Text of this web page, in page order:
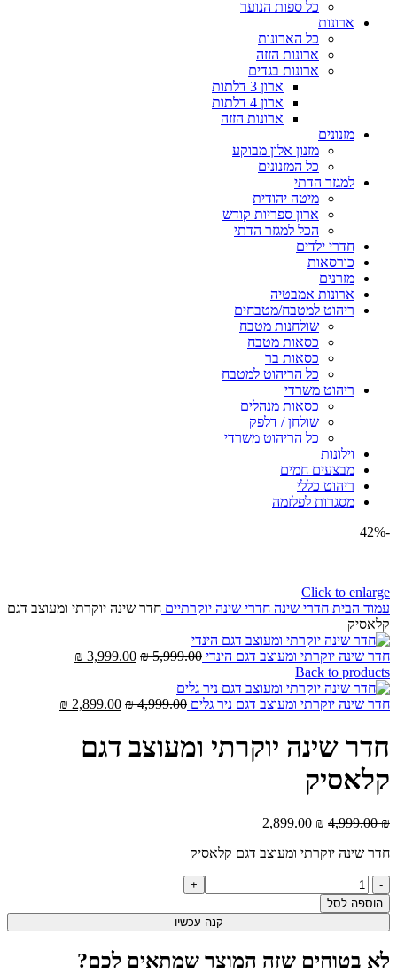
כל ספות הנוער
ארונות
כל הארונות
ארונות הזזה
ארונות בגדים
ארון 3 דלתות
ארון 4 דלתות
ארונות הזזה
מזנונים
מזנון אלון מבוקע
כל המזנונים
למגזר הדתי
מיטה יהודית
ארון ספריות קודש
הכל למגזר הדתי
חדרי ילדים
כורסאות
מזרנים
ארונות אמבטיה
ריהוט למטבח/מטבחים
שולחנות מטבח
כסאות מטבח
כסאות בר
כל הריהוט למטבח
ריהוט משרדי
כסאות מנהלים
שולחן / דלפק
כל הריהוט משרדי
וילונות
מבצעים חמים
ריהוט כללי
מסגרות לפלזמה
-42%
Click to enlarge
עמוד הבית חדרי שינה חדרי שינה יוקרתיים חדר שינה יוקרתי ומעוצב דגם
קלאסיק
חדר שינה יוקרתי ומעוצב דגם הינדי 5,999.00
₪ המחיר
5,999.00 ₪.
3,999.00
₪
3,999.00 ₪.
Back to products
חדר שינה יוקרתי ומעוצב דגם ניר גלים 4,999.00
₪ המחיר
4,999.00 ₪.
2,899.00
₪
חדר שינה יוקרתי ומעוצב דגם
קלאסיק
4,999.00₪
המחיר
היה:
2,899.00 ₪
הוא:
חדר שינה יוקרתי ומעוצב דגם קלאסיק
כמות
של
חדר
שינה
ומעוצב
הוספה לסל
קנה עכשיו
לא בטוחים שזה המוצר שמתאים לכם?